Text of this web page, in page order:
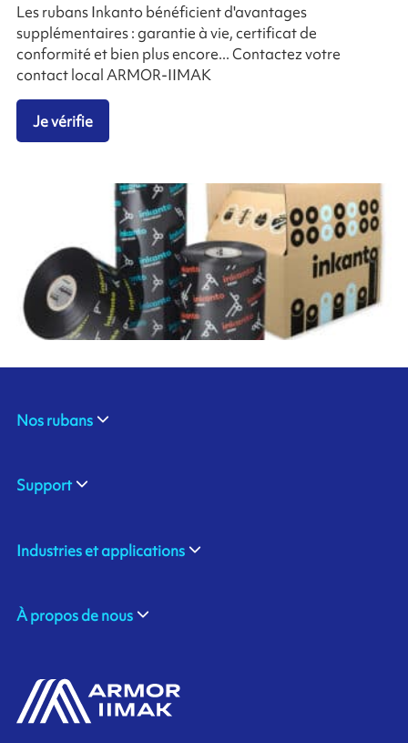
Les rubans Inkanto bénéficient d'avantages
supplémentaires : garantie à vie, certificat de
conformité et bien plus encore... Contactez votre
contact local ARMOR-IIMAK
Je vérifie
Nos rubans
Support
Industries et applications
À propos de nous